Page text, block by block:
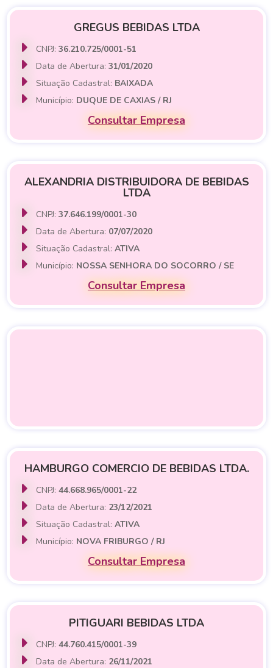
GREGUS BEBIDAS LTDA
CNPJ:36.210.725/0001-51
Data de Abertura:31/01/2020
Situação Cadastral: BAIXADA
Município: DUQUE DE CAXIAS / RJ
Consultar Empresa
ALEXANDRIA DISTRIBUIDORA DE BEBIDAS
LTDA
CNPJ:37.646.199/0001-30
Data de Abertura: 07/07/2020
Situação Cadastral:ATIVA
Município: NOSSA SENHORA DO SOCORRO / SE
Consultar Empresa
HAMBURGO COMERCIO DE BEBIDAS LTDA.
CNPJ:44.668.965/0001-22
Data de Abertura: 23/12/2021
Situação Cadastral:ATIVA
Município: NOVA FRIBURGO / RJ
Consultar Empresa
PITIGUARI BEBIDAS LTDA
CNPJ:44.760.415/0001-39
Data de Abertura: 26/11/2021